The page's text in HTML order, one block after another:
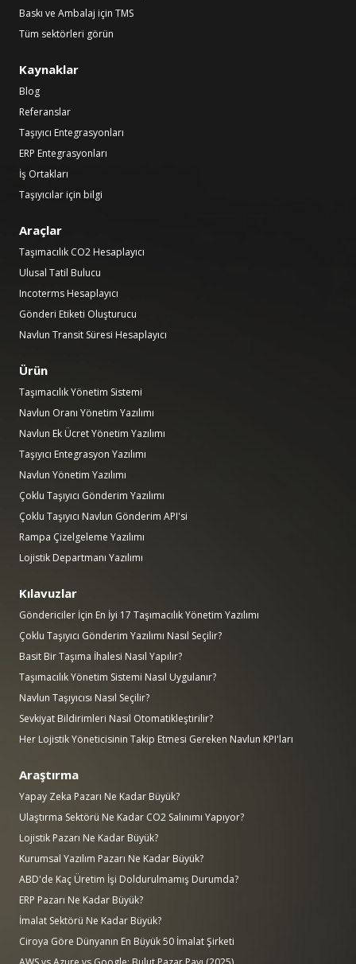
Baskı ve Ambalaj için TMS
Tüm sektörleri görün
Kaynaklar
Blog
Referanslar
Taşıyıcı Entegrasyonları
ERP Entegrasyonları
İş Ortakları
Taşıyıcılar için bilgi
Araçlar
Taşımacılık CO2 Hesaplayıcı
Ulusal Tatil Bulucu
Incoterms Hesaplayıcı
Gönderi Etiketi Oluşturucu
Navlun Transit Süresi Hesaplayıcı
Ürün
Taşımacılık Yönetim Sistemi
Navlun Oranı Yönetim Yazılımı
Navlun Ek Ücret Yönetim Yazılımı
Taşıyıcı Entegrasyon Yazılımı
Navlun Yönetim Yazılımı
Çoklu Taşıyıcı Gönderim Yazılımı
Çoklu Taşıyıcı Navlun Gönderim API'si
Rampa Çizelgeleme Yazılımı
Lojistik Departmanı Yazılımı
Kılavuzlar
Göndericiler İçin En İyi 17 Taşımacılık Yönetim Yazılımı
Çoklu Taşıyıcı Gönderim Yazılımı Nasıl Seçilir?
Basit Bir Taşıma İhalesi Nasıl Yapılır?
Taşımacılık Yönetim Sistemi Nasıl Uygulanır?
Navlun Taşıyıcısı Nasıl Seçilir?
Sevkiyat Bildirimleri Nasıl Otomatikleştirilir?
Her Lojistik Yöneticisinin Takip Etmesi Gereken Navlun KPI'ları
Araştırma
Yapay Zeka Pazarı Ne Kadar Büyük?
Ulaştırma Sektörü Ne Kadar CO2 Salınımı Yapıyor?
Lojistik Pazarı Ne Kadar Büyük?
Kurumsal Yazılım Pazarı Ne Kadar Büyük?
ABD'de Kaç Üretim İşi Doldurulmamış Durumda?
ERP Pazarı Ne Kadar Büyük?
İmalat Sektörü Ne Kadar Büyük?
Ciroya Göre Dünyanın En Büyük 50 İmalat Şirketi